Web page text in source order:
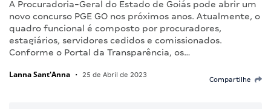
A Procuradoria-Geral do Estado de Goiás pode abrir um
novo concurso PGE GO nos próximos anos. Atualmente, o
quadro funcional é composto por procuradores,
estagiários, servidores cedidos e comissionados.
Conforme o Portal da Transparência, os…
Lanna Sant'Anna • 25 de Abril de 2023
Compartilhe